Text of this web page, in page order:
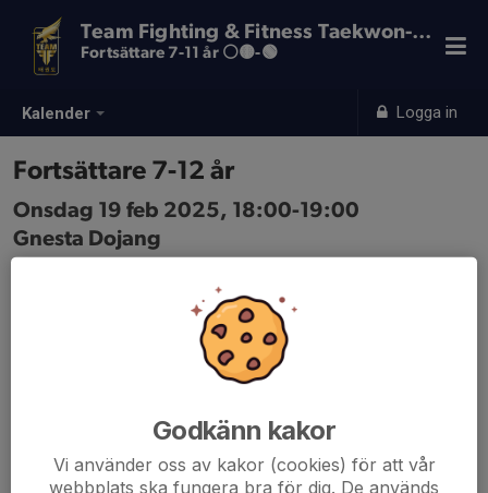
Kalender Logga in
Team Fighting & Fitness Taekwon-Do
Fortsättare 7-11 år ⚪️🟡-🟢
Fortsättare 7-12 år
Onsdag 19 feb 2025, 18:00-19:00
Gnesta Dojang
Godkänn kakor
Vi använder oss av kakor (cookies) för att vår
webbplats ska fungera bra för dig. De används